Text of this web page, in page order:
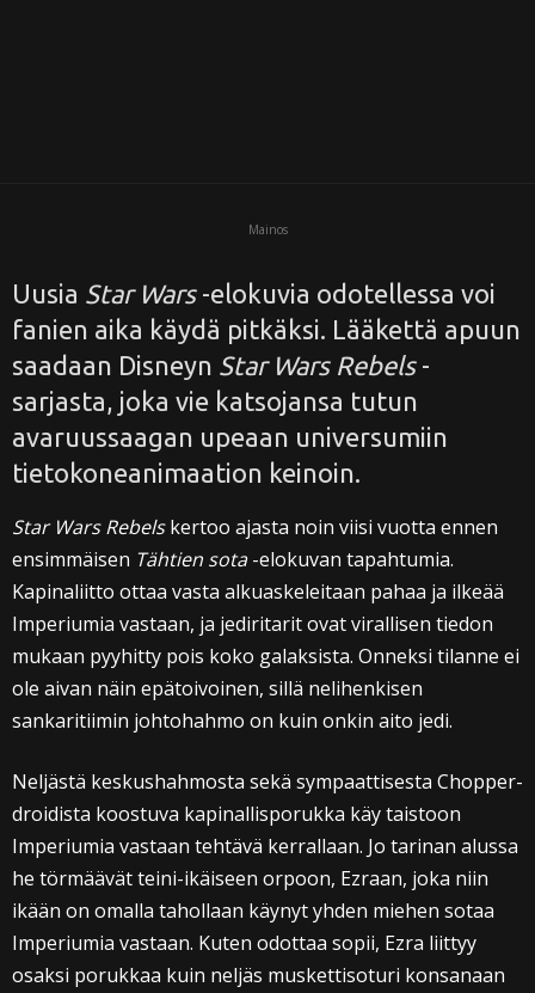
Mainos
Uusia Star Wars-elokuvia odotellessa voi
fanien aika käydä pitkäksi. Lääkettä apuun
saadaan Disneyn Star Wars Rebels-
sarjasta, joka vie katsojansa tutun
avaruussaagan upeaan universumiin
tietokoneanimaation keinoin.
Star Wars Rebelskertoo ajasta noin viisi vuotta ennen
ensimmäisen Tähtien sota-elokuvan tapahtumia.
Kapinaliitto ottaa vasta alkuaskeleitaan pahaa ja ilkeää
Imperiumia vastaan, ja jediritarit ovat virallisen tiedon
mukaan pyyhitty pois koko galaksista. Onneksi tilanne ei
ole aivan näin epätoivoinen, sillä nelihenkisen
sankaritiimin johtohahmo on kuin onkin aito jedi.
Neljästä keskushahmosta sekä sympaattisesta Chopper-
droidista koostuva kapinallisporukka käy taistoon
Imperiumia vastaan tehtävä kerrallaan. Jo tarinan alussa
he törmäävät teini-ikäiseen orpoon, Ezraan, joka niin
ikään on omalla tahollaan käynyt yhden miehen sotaa
Imperiumia vastaan. Kuten odottaa sopii, Ezra liittyy
osaksi porukkaa kuin neljäs muskettisoturi konsanaan